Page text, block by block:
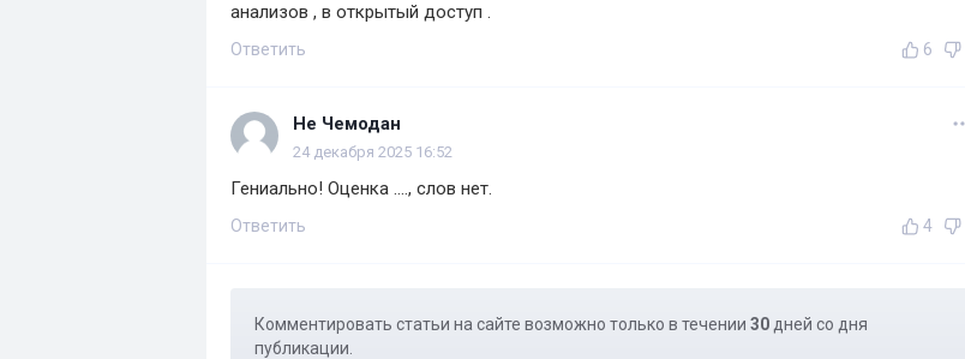
анализов , в открытый доступ .
Ответить 6
Не Чемодан
24 декабря 2025 16:52
Гениально! Оценка ...., слов нет.
Ответить 4
Комментировать статьи на сайте возможно только в течении 30 дней со дня
публикации.